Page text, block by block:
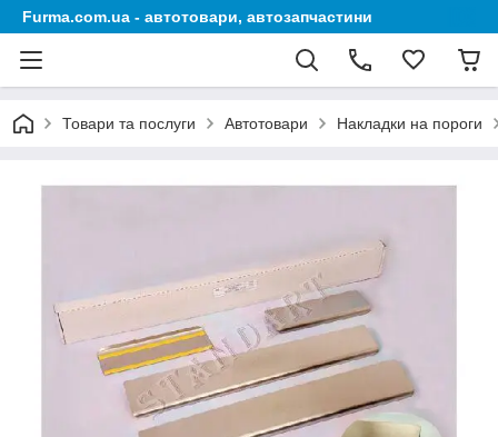
Furma.com.ua - автотовари, автозапчастини
Товари та послуги Автотовари Накладки на пороги